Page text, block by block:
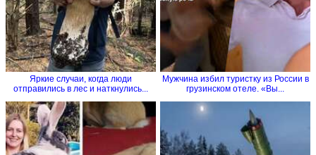
Яркие случаи, когда люди
отправились в лес и наткнулись...
Мужчина избил туристку из России в
грузинском отеле. «Вы...